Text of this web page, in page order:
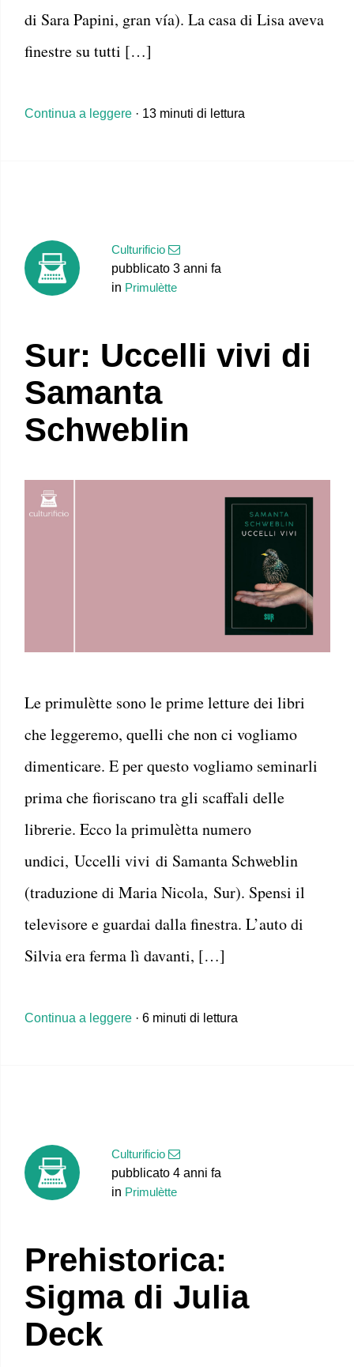
di Sara Papini, gran vía). La casa di Lisa aveva
finestre su tutti […]
Continua a leggere · 13 minuti di lettura
Culturificio
pubblicato 3 anni fa
in Primulètte
Sur: Uccelli vivi di
Samanta
Schweblin
Le primulètte sono le prime letture dei libri
che leggeremo, quelli che non ci vogliamo
dimenticare. E per questo vogliamo seminarli
prima che fioriscano tra gli scaffali delle
librerie. Ecco la primulètta numero
undici, Uccelli vivi di Samanta Schweblin
(traduzione di Maria Nicola, Sur). Spensi il
televisore e guardai dalla finestra. L’auto di
Silvia era ferma lì davanti, […]
Continua a leggere · 6 minuti di lettura
Culturificio
pubblicato 4 anni fa
in Primulètte
Prehistorica:
Sigma di Julia
Deck